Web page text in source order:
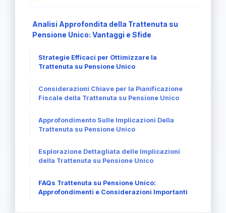
Analisi Approfondita della Trattenuta su
Pensione Unico: Vantaggi e Sfide
Strategie Efficaci per Ottimizzare la
Trattenuta su Pensione Unico
Considerazioni Chiave per la Pianificazione
Fiscale della Trattenuta su Pensione Unico
Approfondimento Sulle Implicazioni Della
Trattenuta su Pensione Unico
Esplorazione Dettagliata delle Implicazioni
della Trattenuta su Pensione Unico
FAQs Trattenuta su Pensione Unico:
Approfondimenti e Considerazioni Importanti